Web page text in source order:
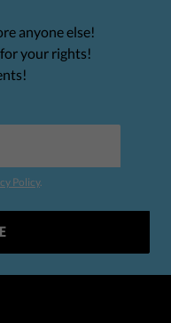
anyone else!
your rights!
Policy.